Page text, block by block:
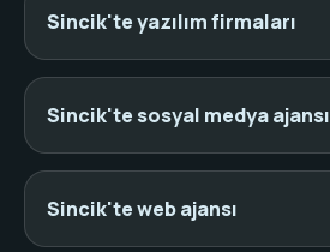
Sincik'te yazılım firmaları
Sincik'te sosyal medya ajansı
Sincik'te web ajansı